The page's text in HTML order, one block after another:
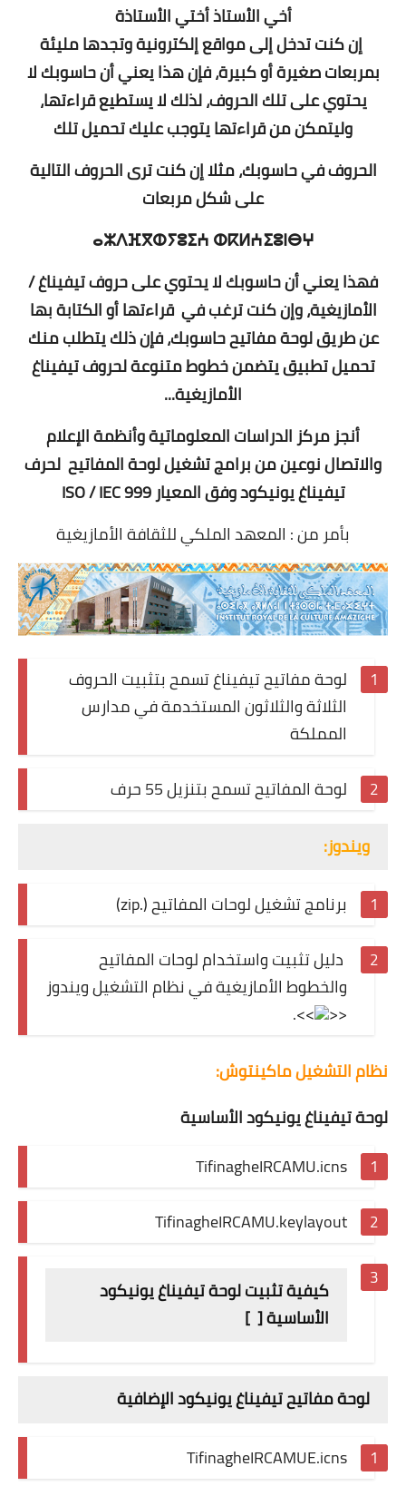
أخي الأستاذ أختي الأستاذة
إن كنت تدخل إلى مواقع إلكترونية وتجدها مليئة
بمربعات صغيرة أو كبيرة، فإن هذا يعني أن حاسوبك لا
يحتوي على تلك الحروف، لذلك لا يستطيع قراءتها،
وليتمكن من قراءتها يتوجب عليك تحميل تلك
الحروف في حاسوبك، مثلا إن كنت ترى الحروف التالية
على شكل مربعات
ⴰⵣⴷⴼⴳⵀⵢⵓⵉⵄ ⵀⴽⵍⵄⵉⵓⵏⴱⵖ
فهذا يعني أن حاسوبك لا يحتوي على حروف تيفيناغ /
الأمازيغية، وإن كنت ترغب في قراءتها أو الكتابة بها
عن طريق لوحة مفاتيح حاسوبك، فإن ذلك يتطلب منك
تحميل تطبيق يتضمن خطوط متنوعة لحروف تيفيناغ
الأمازيغية...
أنجز مركز الدراسات المعلوماتية وأنظمة الإعلام
والاتصال نوعين من برامج تشغيل لوحة المفاتيح لحرف
تيفيناغ يونيكود وفق المعيارISO / IEC 999
بأمر من : المعهد الملكي للثقافة الأمازيغية
لوحة مفاتيح تيفيناغ تسمح بتثبيت الحروف
الثلاثة والثلاثون المستخدمة في مدارس
المملكة
لوحة المفاتيح تسمح بتنزيل 55 حرف
ويندوز:
برنامج تشغيل لوحات المفاتيح (.zip)
دليل تثبيت واستخدام لوحات المفاتيح
والخطوط الأمازيغية في نظام التشغيل ويندوز
<<
>>
.
نظام التشغيل ماكينتوش:
لوحة تيفيناغ يونيكود الأساسية
TifinagheIRCAMU.icns
TifinagheIRCAMU.keylayout
كيفية تثبيت لوحة تيفيناغ يونيكود
الأساسية [ ]
لوحة مفاتيح تيفيناغ يونيكودالإضافية
TifinagheIRCAMUE.icns